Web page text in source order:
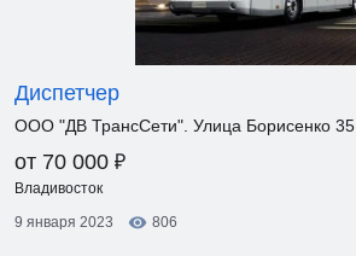
Диспетчер
ООО "ДВ ТрансСети". Улица Борисенко 35
от 70 000 ₽
Владивосток
9 января 2023
806